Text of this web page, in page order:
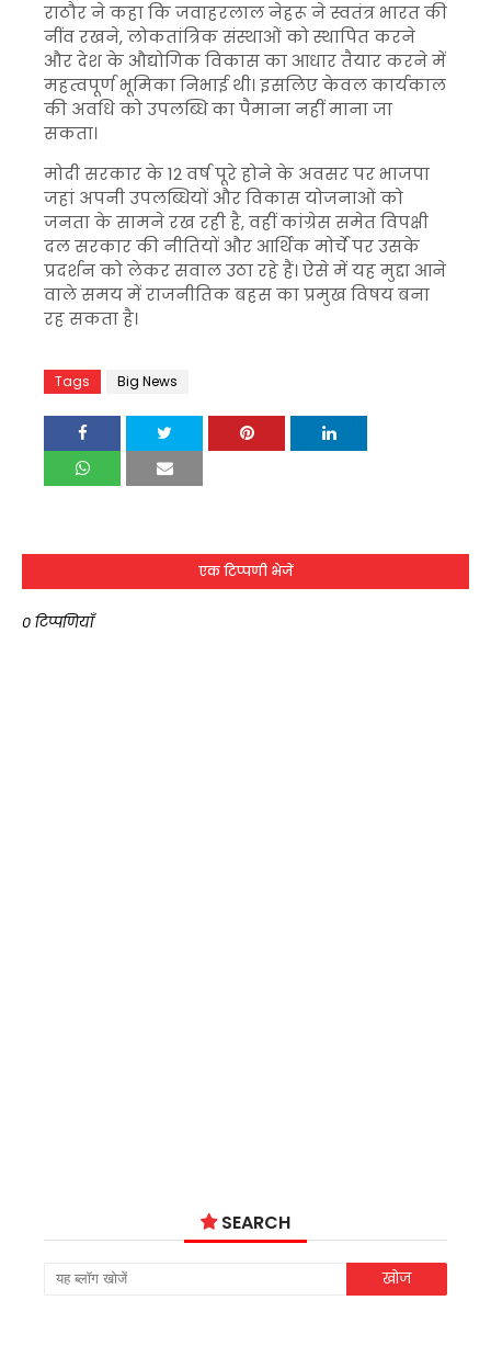
राठौर ने कहा कि जवाहरलाल नेहरू ने स्वतंत्र भारत की
नींव रखने, लोकतांत्रिक संस्थाओं को स्थापित करने
और देश के औद्योगिक विकास का आधार तैयार करने में
महत्वपूर्ण भूमिका निभाई थी। इसलिए केवल कार्यकाल
की अवधि को उपलब्धि का पैमाना नहीं माना जा
सकता।
मोदी सरकार के 12 वर्ष पूरे होने के अवसर पर भाजपा
जहां अपनी उपलब्धियों और विकास योजनाओं को
जनता के सामने रख रही है, वहीं कांग्रेस समेत विपक्षी
दल सरकार की नीतियों और आर्थिक मोर्चे पर उसके
प्रदर्शन को लेकर सवाल उठा रहे हैं। ऐसे में यह मुद्दा आने
वाले समय में राजनीतिक बहस का प्रमुख विषय बना
रह सकता है।
Tags Big News
एक टिप्पणी भेजें
0 टिप्पणियाँ
SEARCH